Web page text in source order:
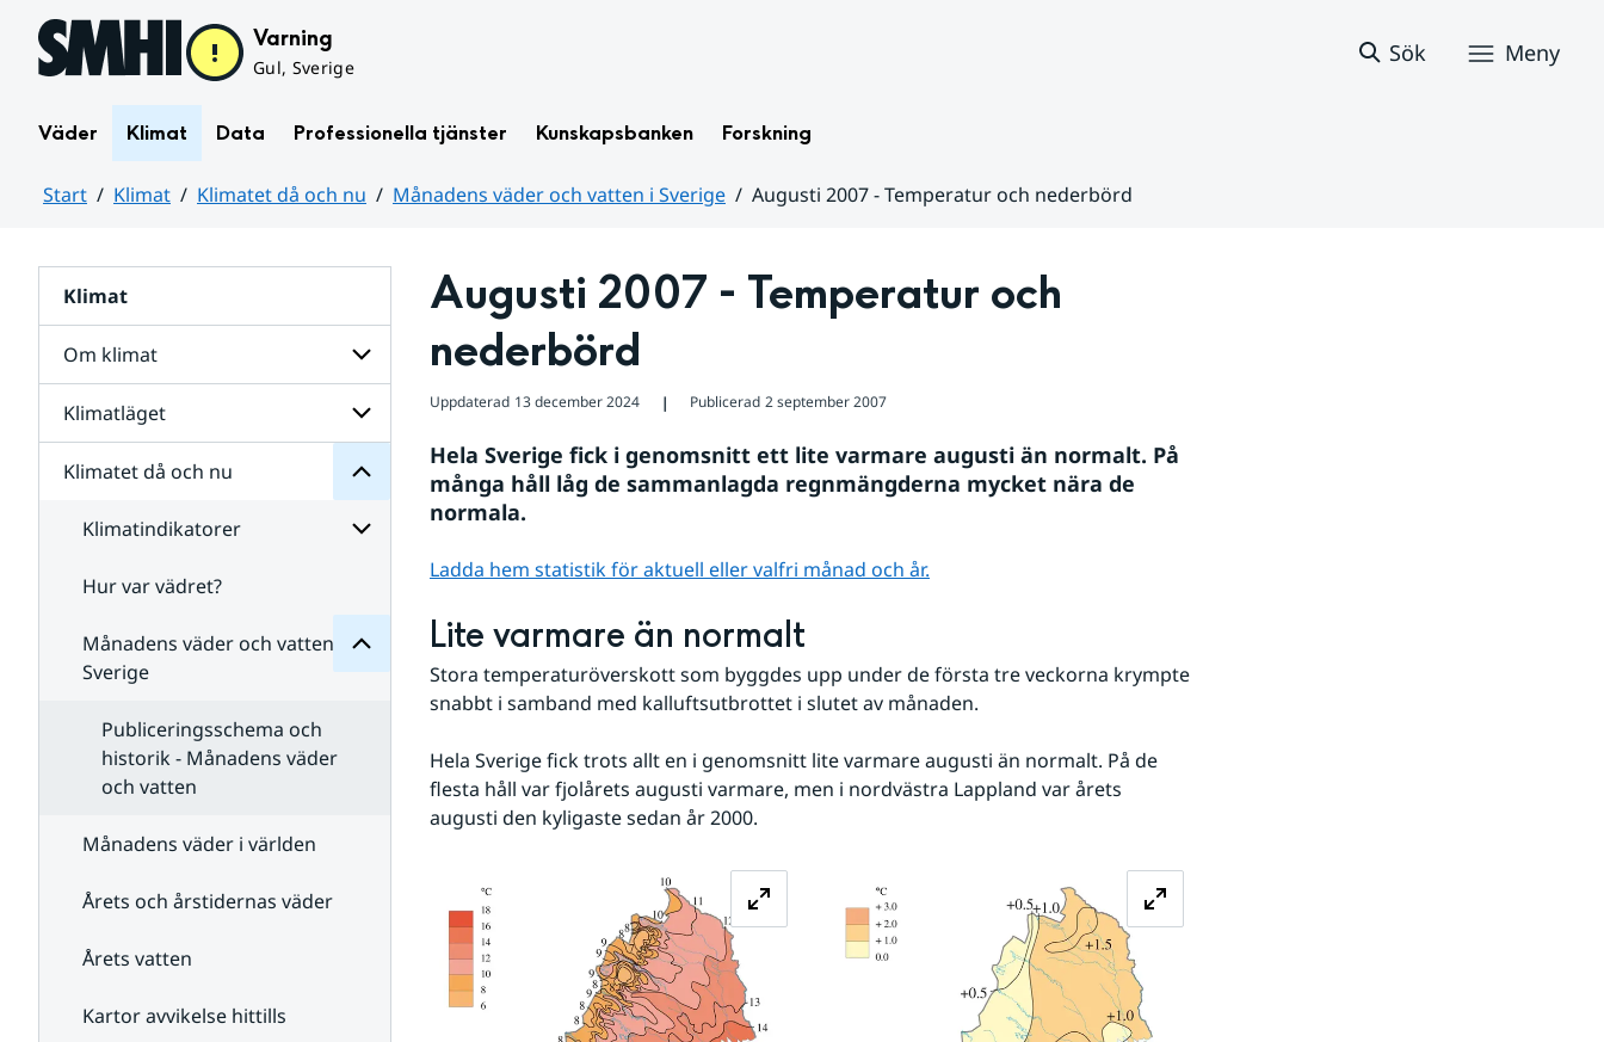
Hoppa till sidans innehåll Varning
Gul, Sverige
Sök Meny
Väder Klimat Data Professionella tjänster Kunskapsbanken Forskning
Start Klimat Klimatet då och nu Månadens väder och vatten i Sverige
Augusti 2007 - Temperatur och nederbörd
Klimat
Om klimat
Undersidor
för
Om
klimat
Klimatläget
Undersidor
Klimatläget
Klimatet då och nu
Undersidor
för
Klimatet
då
och
Klimatindikatorer
Klimatindikatorer
Hur var vädret?
Månadens väder och vatten i
Sverige
Månadens
väder
vatten
i
Publiceringsschema och
historik - Månadens väder
och vatten
Månadens väder i världen
Årets och årstidernas väder
Årets vatten
Kartor avvikelse hittills
Augusti 2007 - Temperatur och
nederbörd
Uppdaterad 13 december 2024 ❘ Publicerad 2 september 2007
Hela Sverige fick i genomsnitt ett lite varmare augusti än normalt. På
många håll låg de sammanlagda regnmängderna mycket nära de
normala.
Ladda hem statistik för aktuell eller valfri månad och år.
Lite varmare än normalt
Stora temperaturöverskott som byggdes upp under de första tre veckorna krympte
snabbt i samband med kalluftsutbrottet i slutet av månaden.
Hela Sverige fick trots allt en i genomsnitt lite varmare augusti än normalt. På de
flesta håll var fjolårets augusti varmare, men i nordvästra Lappland var årets
augusti den kyligaste sedan år 2000.